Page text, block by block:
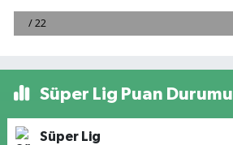
Süper Lig Puan Durumu
Süper Lig